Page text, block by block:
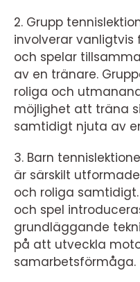
2. Grupp
involverar
och spelar
av en tränare.
roliga och
möjlighet att träna
samtidigt njuta av
3. Barn
är särskilt
och roliga
och spel
grundläggande
på att utveckla
samarbetsförmåga.